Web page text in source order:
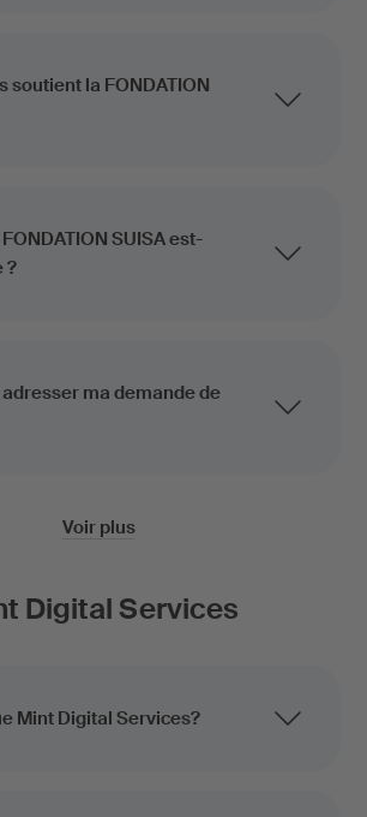
soutient la FONDATION
SUISA est-
?
ma demande de
Voir plus
Digital Services
Mint Digital Services?